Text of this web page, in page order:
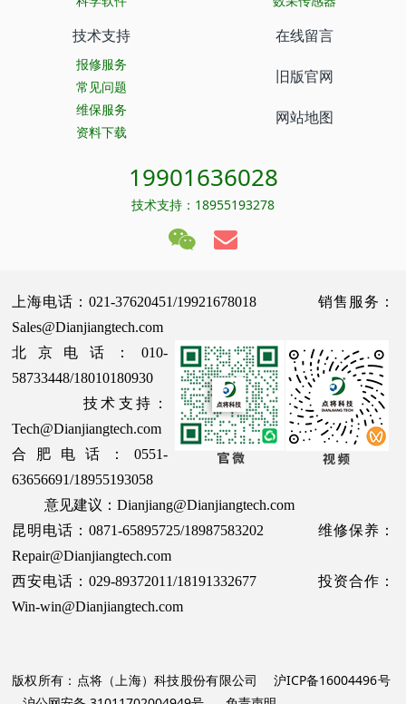
技术支持
报修服务
常见问题
维保服务
资料下载
在线留言
旧版官网
网站地图
19901636028
技术支持：18955193278
上海电话：021-37620451/19921678018 销售服务：
Sales@Dianjiangtech.com
北京电话：010-
58733448/18010180930
技术支持：
Tech@Dianjiangtech.com
合肥电话：0551-
63656691/18955193058
意见建议：Dianjiang@Dianjiangtech.com
昆明电话：0871-65895725/18987583202 维修保养：
Repair@Dianjiangtech.com
西安电话：029-89372011/18191332677 投资合作：
Win-win@Dianjiangtech.com
版权所有：点将（上海）科技股份有限公司 沪ICP备16004496号